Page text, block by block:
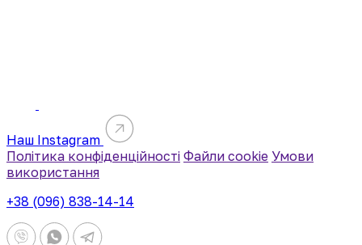
Наш Instagram
Політика конфіденційності Файли cookie Умови
використання
+38 (096) 838-14-14